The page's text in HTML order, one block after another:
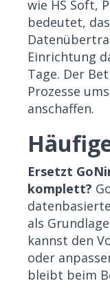
wie HS Soft,
bedeutet,
Einrichtung
Tage. Der
Prozesse
anschaffen.
Ersetzt
komplett?
als
kannst den
oder
bleibt beim